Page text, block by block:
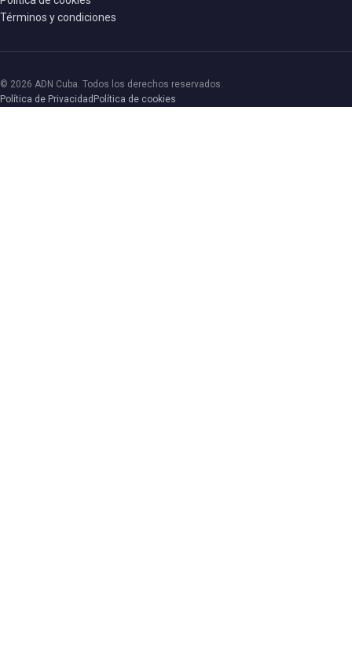
Términos y condiciones
© 2026 ADN Cuba. Todos los derechos reservados.
Política de Privacidad Política de cookies